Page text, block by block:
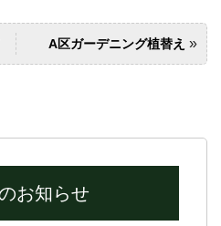
A区ガーデニング植替え »
お知らせ